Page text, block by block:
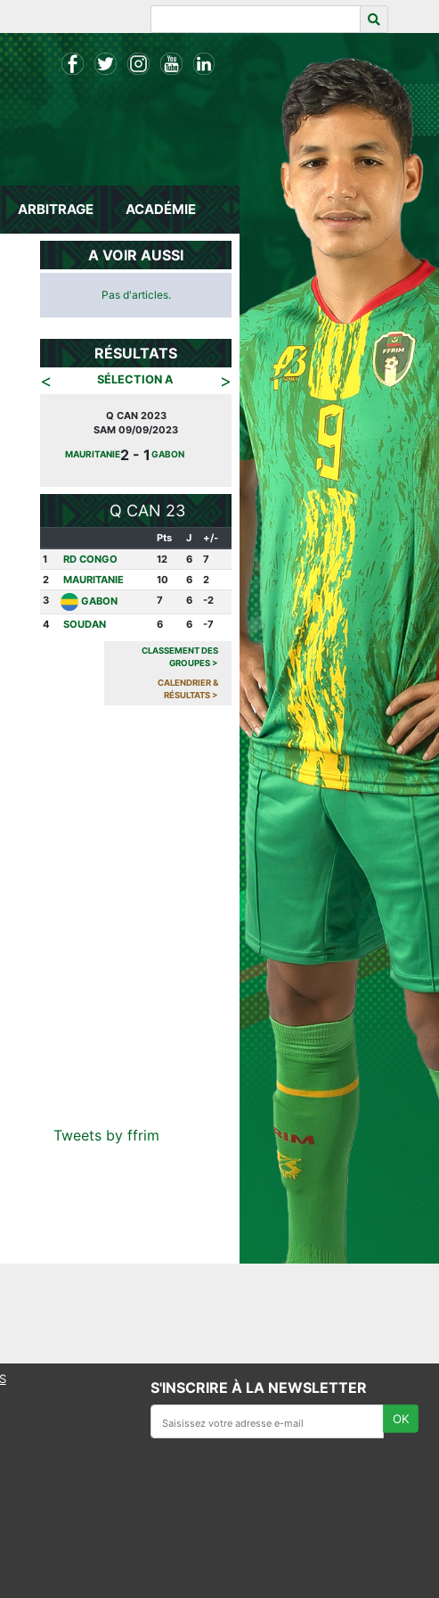
ARBITRAGE ACADÉMIE
A VOIR AUSSI
Pas d'articles.
RÉSULTATS
< SÉLECTION A >
JOURNÉE FIFA
MAR 27/09/2022
MAURITANIE
2 -
0
CONGO
Q CAN 2023
SAM 09/09/2023
MAURITANIE2 - 1 GABON
Q CAN 23
Pts J
+/-
1
RD CONGO 12 6
7
2
MAURITANIE 10 6
2
3
GABON 7 6
-2
6 6 -7
GROUPES>
S'INSCRIRE À LA NEWSLETTER